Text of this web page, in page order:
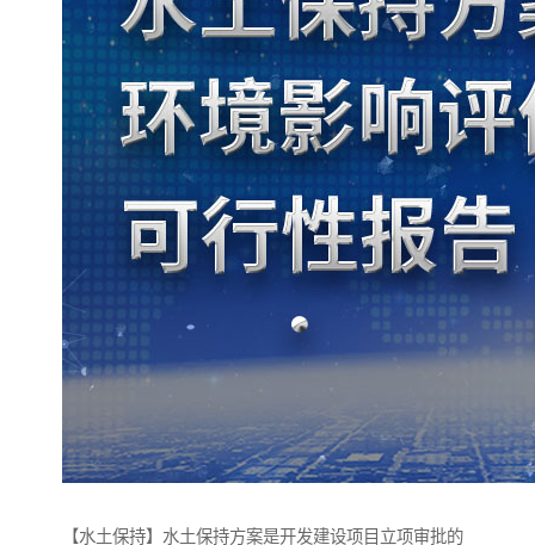
【水土保持】水土保持方案是开发建设项目立项审批的